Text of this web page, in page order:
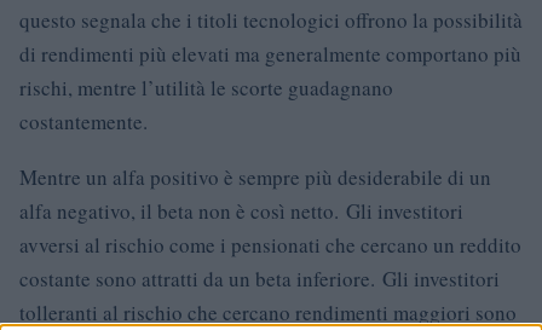
questo segnala che i titoli tecnologici offrono la possibilità
di rendimenti più elevati ma generalmente comportano più
rischi, mentre l’utilità le scorte guadagnano
costantemente.
Mentre un alfa positivo è sempre più desiderabile di un
alfa negativo, il beta non è così netto. Gli investitori
avversi al rischio come i pensionati che cercano un reddito
costante sono attratti da un beta inferiore. Gli investitori
tolleranti al rischio che cercano rendimenti maggiori sono